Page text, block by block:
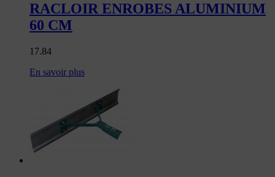
RACLOIR ENROBES ALUMINIUM
60 CM
17.84
En savoir plus